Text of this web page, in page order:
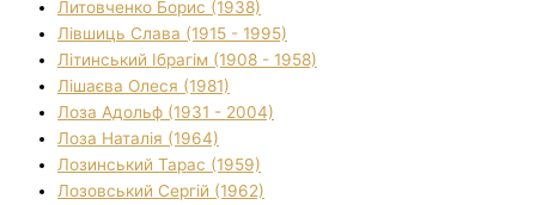
Литовченко Борис (1938)
Лівшиць Слава (1915 - 1995)
Літинський Ібрагім (1908 - 1958)
Лішаєва Олеся (1981)
Лоза Адольф (1931 - 2004)
Лоза Наталія (1964)
Лозинський Тарас (1959)
Лозовський Сергій (1962)